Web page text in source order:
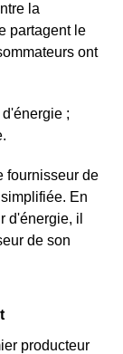
la
partagent le
ont
;
fournisseur de
En
d'énergie, il
de son
producteur